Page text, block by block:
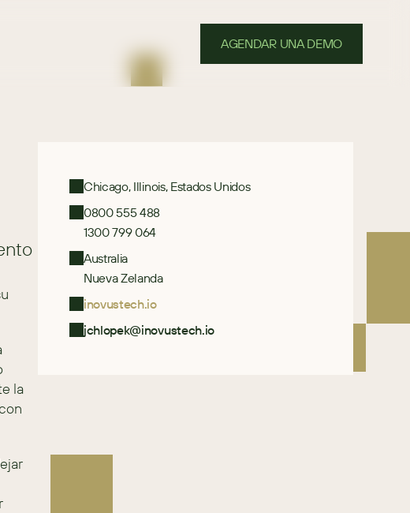
AGENDAR UNA DEMO
la
Chicago, Illinois, Estados Unidos
0800 555 488
1300 799 064
Australia
Nueva Zelanda
inovustech.io
jchlopek@inovustech.io